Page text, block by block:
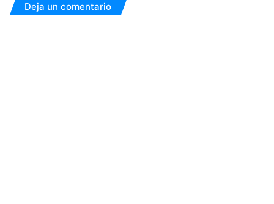
Deja un comentario